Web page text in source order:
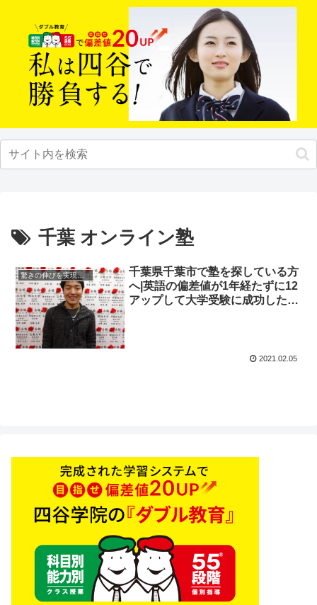
千葉 オンライン塾
驚きの伸びを実現｜先輩列伝
千葉県千葉市で塾を探している方
へ|英語の偏差値が1年経たずに12
アップして大学受験に成功した先
2021.02.05